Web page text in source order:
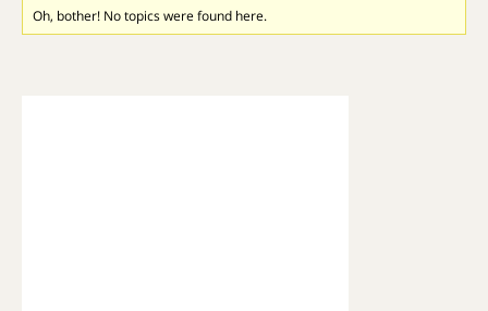
Oh, bother! No topics were found here.